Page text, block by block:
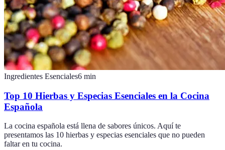
Ingredientes Esenciales6 min
Top 10 Hierbas y Especias Esenciales en la Cocina
Española
La cocina española está llena de sabores únicos. Aquí te
presentamos las 10 hierbas y especias esenciales que no pueden
faltar en tu cocina.